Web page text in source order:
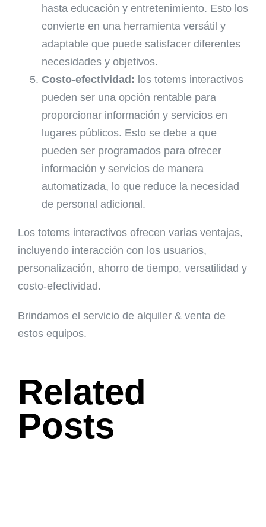
hasta educación y entretenimiento. Esto los
convierte en una herramienta versátil y
adaptable que puede satisfacer diferentes
necesidades y objetivos.
Costo-efectividad: los totems interactivos
pueden ser una opción rentable para
proporcionar información y servicios en
lugares públicos. Esto se debe a que
pueden ser programados para ofrecer
información y servicios de manera
automatizada, lo que reduce la necesidad
de personal adicional.
Los totems interactivos ofrecen varias ventajas,
incluyendo interacción con los usuarios,
personalización, ahorro de tiempo, versatilidad y
costo-efectividad.
Brindamos el servicio de alquiler & venta de
estos equipos.
Related
Posts